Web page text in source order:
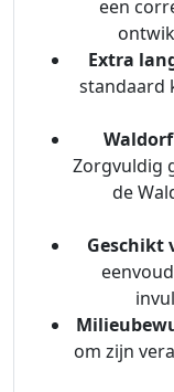
een
Extra
standaard
Zorgvuldig
de
Geschikt
om zijn